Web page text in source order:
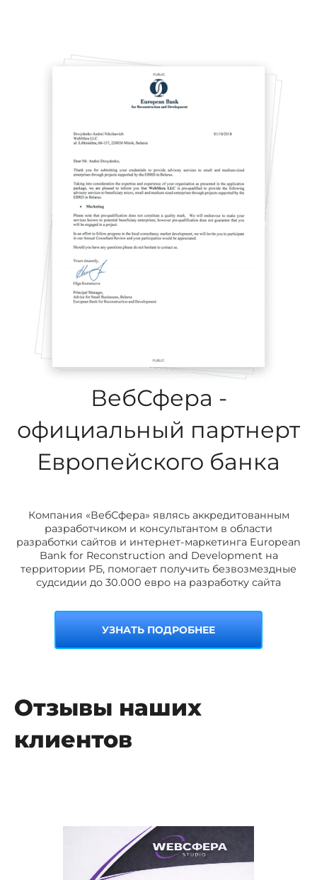
ВебСфера -
официальный партнерт
Европейского банка
Компания «ВебСфера» являсь аккредитованным
разработчиком и консультантом в области
разработки сайтов и интернет-маркетинга European
Bank for Reconstruction and Development на
территории РБ, помогает получить безвозмездные
судсидии до 30.000 евро на разработку сайта
УЗНАТЬ ПОДРОБНЕЕ
Отзывы наших
клиентов